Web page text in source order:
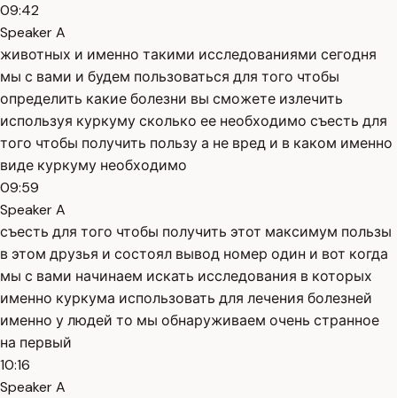
09:42
Speaker A
животных и именно такими исследованиями сегодня
мы с вами и будем пользоваться для того чтобы
определить какие болезни вы сможете излечить
используя куркуму сколько ее необходимо съесть для
того чтобы получить пользу а не вред и в каком именно
виде куркуму необходимо
09:59
Speaker A
съесть для того чтобы получить этот максимум пользы
в этом друзья и состоял вывод номер один и вот когда
мы с вами начинаем искать исследования в которых
именно куркума использовать для лечения болезней
именно у людей то мы обнаруживаем очень странное
на первый
10:16
Speaker A